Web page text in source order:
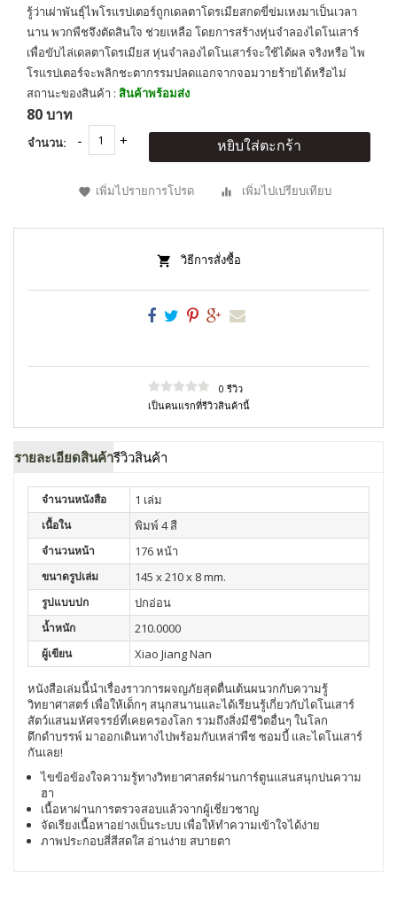
รู้ว่าเผ่าพันธุ์ไพโรแรปเตอร์ถูกเดลตาโดรเมียสกดขี่ข่มเหงมาเป็นเวลา
นาน พวกพืชจึงตัดสินใจ ช่วยเหลือ โดยการสร้างหุ่นจำลองไดโนเสาร์
เพื่อขับไล่เดลตาโดรเมียส หุ่นจำลองไดโนเสาร์จะใช้ได้ผล จริงหรือ ไพ
โรแรปเตอร์จะพลิกชะตากรรมปลดแอกจากจอมวายร้ายได้หรือไม่
สถานะของสินค้า : สินค้าพร้อมส่ง
80 บาท
จำนวน: หยิบใส่ตะกร้า
เพิ่มไปรายการโปรด เพิ่มไปเปรียบเทียบ
วิธีการสั่งซื้อ
0 รีวิว
เป็นคนแรกที่รีวิวสินค้านี้
รายละเอียดสินค้ารีวิวสินค้า
จำนวนหนังสือ 1 เล่ม
เนื้อใน พิมพ์ 4 สี
จำนวนหน้า 176 หน้า
ขนาดรูปเล่ม 145 x 210 x 8 mm.
รูปแบบปก ปกอ่อน
น้ำหนัก 210.0000
ผู้เขียน Xiao Jiang Nan
หนังสือเล่มนี้นำเรื่องราวการผจญภัยสุดตื่นเต้นผนวกกับความรู้
วิทยาศาสตร์ เพื่อให้เด็กๆ สนุกสนานและได้เรียนรู้เกี่ยวกับไดโนเสาร์
สัตว์แสนมหัศจรรย์ที่เคยครองโลก รวมถึงสิ่งมีชีวิตอื่นๆ ในโลก
ดึกดำบรรพ์ มาออกเดินทางไปพร้อมกับเหล่าพืช ซอมบี้ และไดโนเสาร์
กันเลย!
ไขข้อข้องใจความรู้ทางวิทยาศาสตร์ผ่านการ์ตูนแสนสนุกปนความ
ฮา
เนื้อหาผ่านการตรวจสอบแล้วจากผู้เชี่ยวชาญ
จัดเรียงเนื้อหาอย่างเป็นระบบ เพื่อให้ทำความเข้าใจได้ง่าย
ภาพประกอบสี่สีสดใส อ่านง่าย สบายตา